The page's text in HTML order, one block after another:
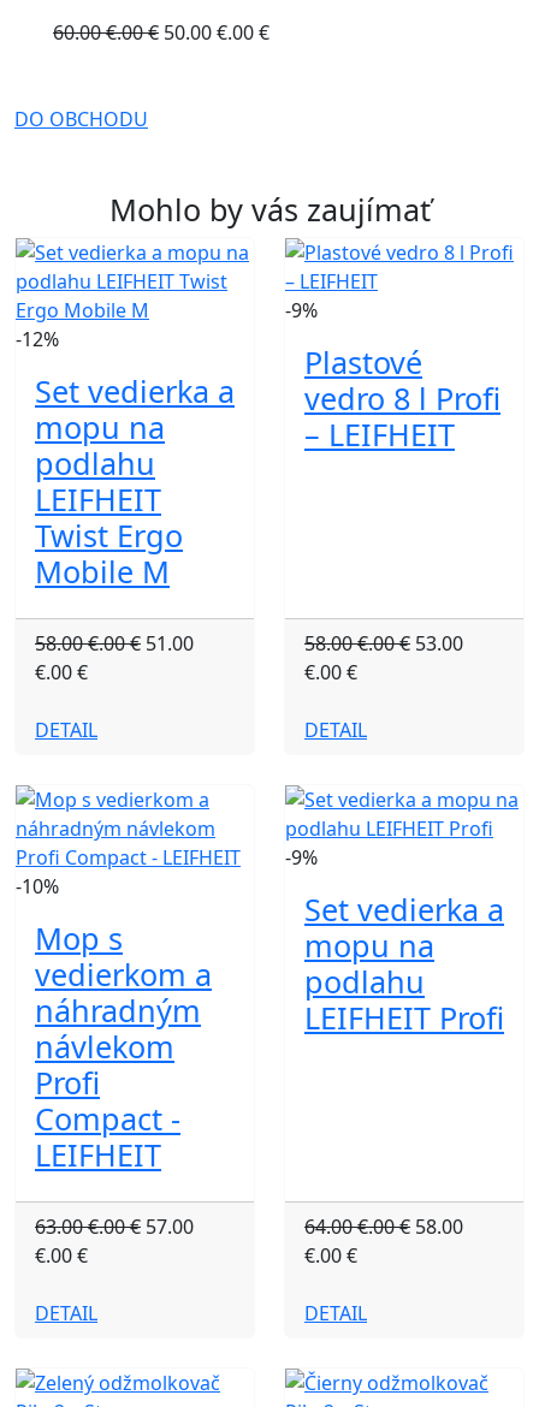
60.00 €.00 € 50.00 €.00 €
DO OBCHODU
Mohlo by vás zaujímať
-12%
Set vedierka a
mopu na
podlahu
LEIFHEIT
Twist Ergo
Mobile M
58.00 €.00 € 51.00
€.00 €
DETAIL
-9%
Plastové
vedro 8 l Profi
– LEIFHEIT
58.00 €.00 € 53.00
€.00 €
DETAIL
-10%
Mop s
vedierkom a
náhradným
návlekom
Profi
Compact -
LEIFHEIT
63.00 €.00 € 57.00
€.00 €
DETAIL
-9%
Set vedierka a
mopu na
podlahu
LEIFHEIT Profi
64.00 €.00 € 58.00
€.00 €
DETAIL